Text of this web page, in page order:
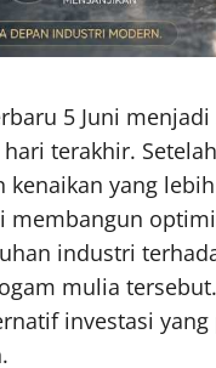
5 Juni
terakhir.
yang
industri
mulia
investasi